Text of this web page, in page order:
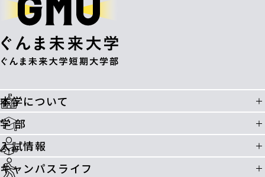
本学について
学 部
入試情報
キャンパスライフ